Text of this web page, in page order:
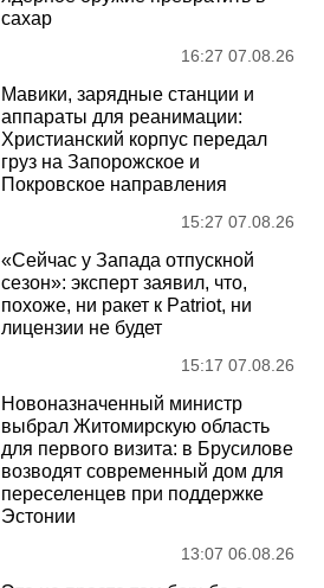
сахар
16:27 07.08.26
Мавики, зарядные станции и
аппараты для реанимации:
Христианский корпус передал
груз на Запорожское и
Покровское направления
15:27 07.08.26
«Сейчас у Запада отпускной
сезон»: эксперт заявил, что,
похоже, ни ракет к Patriot, ни
лицензии не будет
15:17 07.08.26
Новоназначенный министр
выбрал Житомирскую область
для первого визита: в Брусилове
возводят современный дом для
переселенцев при поддержке
Эстонии
13:07 06.08.26